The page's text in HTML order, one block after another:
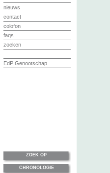
nieuws
contact
colofon
faqs
zoeken
EdP Genootschap
ZOEK OP
CHRONOLOGIE